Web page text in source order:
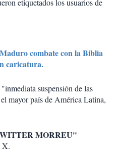
etiquetados los usuarios de
combate con la Biblia
caricatura.
suspensión de las
mayor país de América Latina,
MORREU"
X.